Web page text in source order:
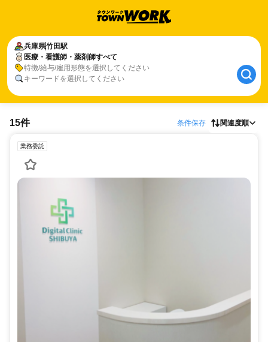
兵庫県竹田駅
医療・看護師・薬剤師すべて
特徴/給与/雇用形態を選択してください
キーワードを選択してください
15件 条件保存 関連度順
業務委託